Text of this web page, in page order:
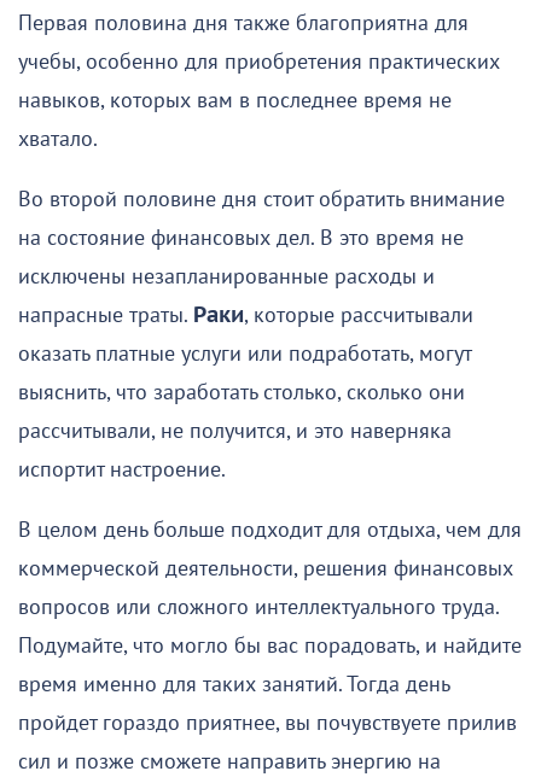
Первая половина дня также благоприятна для
учебы, особенно для приобретения практических
навыков, которых вам в последнее время не
хватало.
Во второй половине дня стоит обратить внимание
на состояние финансовых дел. В это время не
исключены незапланированные расходы и
напрасные траты. Раки, которые рассчитывали
оказать платные услуги или подработать, могут
выяснить, что заработать столько, сколько они
рассчитывали, не получится, и это наверняка
испортит настроение.
В целом день больше подходит для отдыха, чем для
коммерческой деятельности, решения финансовых
вопросов или сложного интеллектуального труда.
Подумайте, что могло бы вас порадовать, и найдите
время именно для таких занятий. Тогда день
пройдет гораздо приятнее, вы почувствуете прилив
сил и позже сможете направить энергию на